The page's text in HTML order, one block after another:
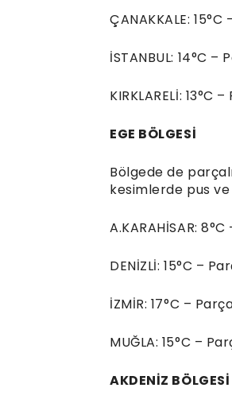
ÇANAKKALE:
İSTANBUL: 14°C
KIRKLARELİ: 13°C
EGE BÖLGESİ
Bölgede de
kesimlerde pus
A.KARAHİSAR:
DENİZLİ: 15°C –
İZMİR: 17°C –
MUĞLA: 15°C –
AKDENİZ BÖLGESİ